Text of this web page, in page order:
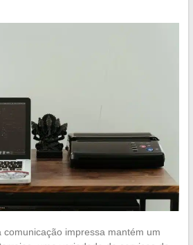
comunicação impressa mantém um